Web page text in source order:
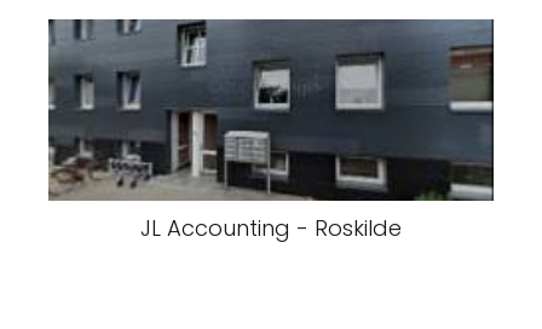
JL Accounting - Roskilde